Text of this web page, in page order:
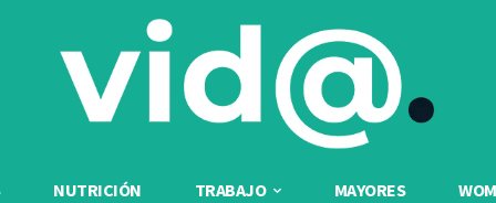
NUTRICIÓN TRABAJO MAYORES